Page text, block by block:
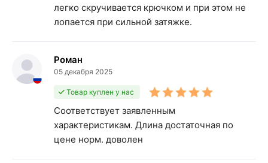
легко скручивается крючком и при этом не
лопается при сильной затяжке.
Роман
05 декабря 2025
Товар куплен у нас
Соответствует заявленным
характеристикам. Длина достаточная по
цене норм. доволен